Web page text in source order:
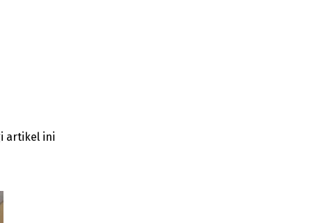
artikel ini